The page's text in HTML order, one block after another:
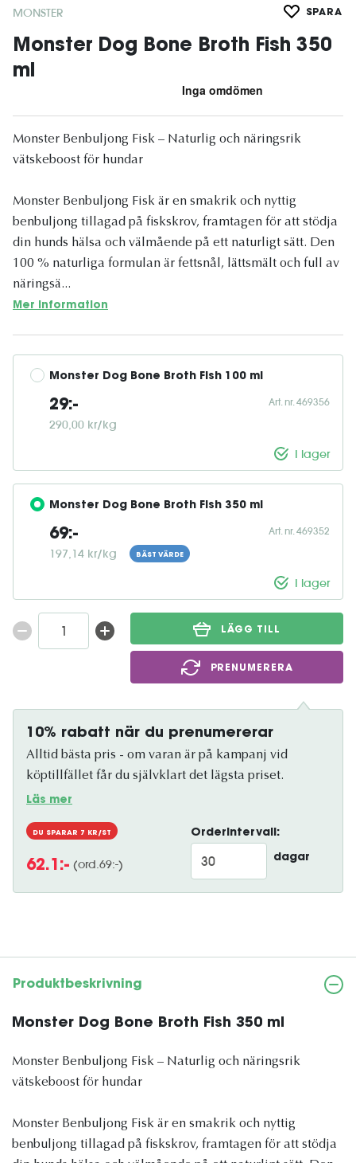
MONSTER SPARA
Monster Dog Bone Broth Fish 350
ml
Monster Benbuljong Fisk – Naturlig och näringsrik
vätskeboost för hundar
Monster Benbuljong Fisk är en smakrik och nyttig
benbuljong tillagad på fiskskrov, framtagen för att stödja
din hunds hälsa och välmående på ett naturligt sätt. Den
100 % naturliga formulan är fettsnål, lättsmält och full av
näringsä...
Mer information
Monster Dog Bone Broth Fish 100 ml
29:-
290,00 kr/kg
Art. nr. 469356
I lager
Monster Dog Bone Broth Fish 350 ml
69:-
197,14 kr/kg BÄST VÄRDE
Art. nr. 469352
I lager
LÄGG TILL
PRENUMERERA
10% rabatt när du prenumererar
Alltid bästa pris - om varan är på kampanj vid
köptillfället får du självklart det lägsta priset.
Läs mer
DU SPARAR 7 KR/ST
62.1 :- (ord.69:-)
Orderintervall:
dagar
Produktbeskrivning
Monster Dog Bone Broth Fish 350 ml
Monster Benbuljong Fisk – Naturlig och näringsrik
vätskeboost för hundar
Monster Benbuljong Fisk är en smakrik och nyttig
benbuljong tillagad på fiskskrov, framtagen för att stödja